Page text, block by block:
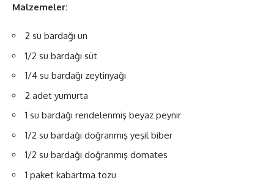
Malzemeler:
2 su bardağı un
1/2 su bardağı süt
1/4 su bardağı zeytinyağı
2 adet yumurta
1 su bardağı rendelenmiş beyaz peynir
1/2 su bardağı doğranmış yeşil biber
1/2 su bardağı doğranmış domates
1 paket kabartma tozu